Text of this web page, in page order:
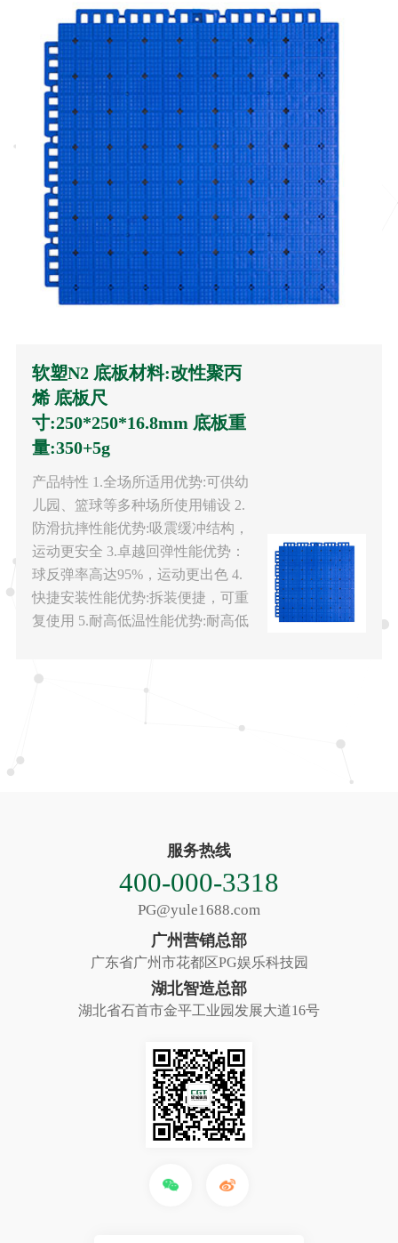
软塑N2 底板材料:改性聚丙
烯 底板尺
寸:250*250*16.8mm 底板重
量:350+5g
产品特性 1.全场所适用优势:可供幼
儿园、篮球等多种场所使用铺设 2.
防滑抗摔性能优势:吸震缓冲结构，
运动更安全 3.卓越回弹性能优势：
球反弹率高达95%，运动更出色 4.
快捷安装性能优势:拆装便捷，可重
复使用 5.耐高低温性能优势:耐高低
服务热线
400-000-3318
PG@yule1688.com
广州营销总部
广东省广州市花都区PG娱乐科技园
湖北智造总部
湖北省石首市金平工业园发展大道16号